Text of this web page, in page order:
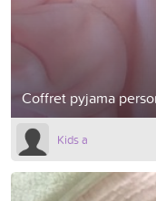
Coffret pyjama
Kids a